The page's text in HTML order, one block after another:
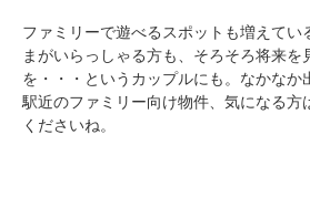
ファミリーで遊べるスポットも増えてい
まがいらっしゃる方も、そろそろ将来を
を・・・というカップルにも。なかなか
駅近のファミリー向け物件、気になる方
くださいね。